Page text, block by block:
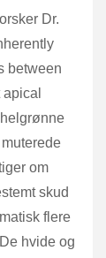
Dr.
between
om
skud
flere
hvide og